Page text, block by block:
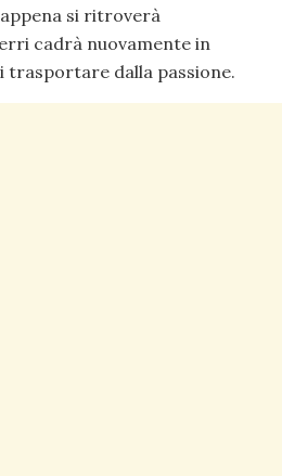
si ritroverà
cadrà nuovamente in
trasportare dalla passione.